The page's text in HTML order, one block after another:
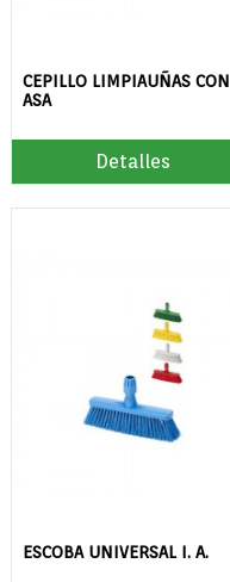
CEPILLO LIMPIAUÑAS CON
ASA
Detalles
ESCOBA UNIVERSAL I. A.